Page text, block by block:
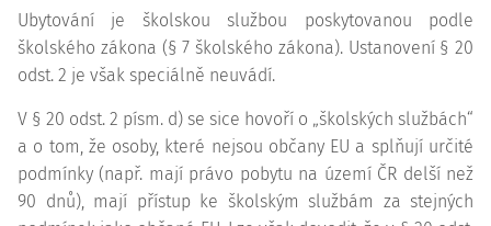
Ubytování je školskou službou poskytovanou podle
školského zákona (§ 7 školského zákona). Ustanovení § 20
odst. 2 je však speciálně neuvádí.
V § 20 odst. 2 písm. d) se sice hovoří o „školských službách“
a o tom, že osoby, které nejsou občany EU a splňují určité
podmínky (např. mají právo pobytu na území ČR delší než
90 dnů), mají přístup ke školským službám za stejných